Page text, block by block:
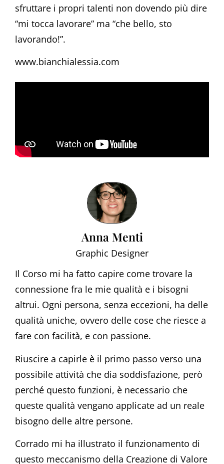
sfruttare i propri talenti non dovendo più dire
“mi tocca lavorare” ma “che bello, sto
lavorando!”.
www.bianchialessia.com
Anna Menti
Graphic Designer
Il Corso mi ha fatto capire come trovare la
connessione fra le mie qualità e i bisogni
altrui. Ogni persona, senza eccezioni, ha delle
qualità uniche, ovvero delle cose che riesce a
fare con facilità, e con passione.
Riuscire a capirle è il primo passo verso una
possibile attività che dia soddisfazione, però
perché questo funzioni, è necessario che
queste qualità vengano applicate ad un reale
bisogno delle altre persone.
Corrado mi ha illustrato il funzionamento di
questo meccanismo della Creazione di Valore